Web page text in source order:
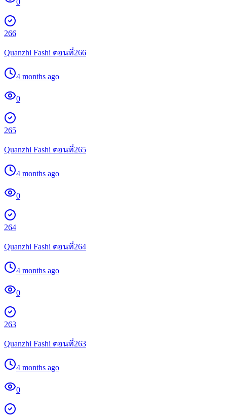
266
Quanzhi Fashi ตอนที่266
4 months ago
0
265
Quanzhi Fashi ตอนที่265
4 months ago
0
264
Quanzhi Fashi ตอนที่264
4 months ago
0
263
Quanzhi Fashi ตอนที่263
4 months ago
0